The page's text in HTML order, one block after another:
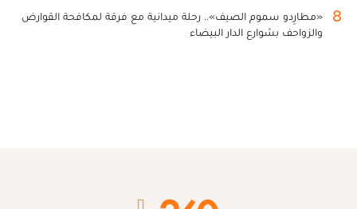
8
«مطارِدو سموم الصيف».. رحلة ميدانية مع فرقة لمكافحة القوارض
والزواحف بشوارع الدار البيضاء